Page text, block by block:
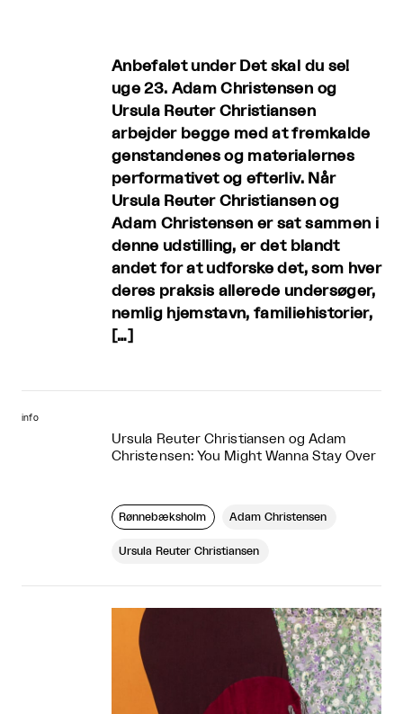
Anbefalet under Det skal du se!
uge 23. Adam Christensen og
Ursula Reuter Christiansen
arbejder begge med at fremkalde
genstandenes og materialernes
performativet og efterliv. Når
Ursula Reuter Christiansen og
Adam Christensen er sat sammen i
denne udstilling, er det blandt
andet for at udforske det, som hver
deres praksis allerede undersøger,
nemlig hjemstavn, familiehistorier,
[…]
info
Ursula Reuter Christiansen og Adam
Christensen: You Might Wanna Stay Over
Rønnebæksholm Adam Christensen
Ursula Reuter Christiansen